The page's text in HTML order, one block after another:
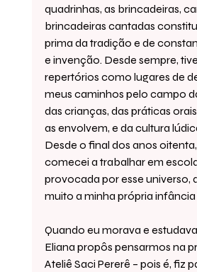
quadrinhas, as brincadeiras,
brincadeiras cantadas
prima da tradição e de
e invenção. Desde sempre,
repertórios como lugares de
meus caminhos pelo campo
das crianças, das práticas
as envolvem, e da cultura
Desde o final dos anos
comecei a trabalhar em
provocada por esse universo,
muito a minha própria
Quando eu morava e
Eliana propôs pensarmos na
Ateliê Saci Pererê – pois é, fiz